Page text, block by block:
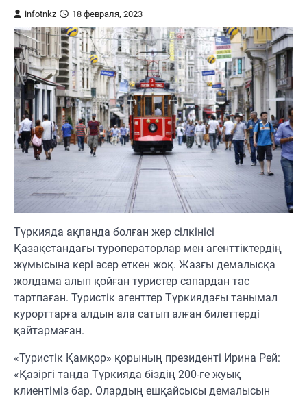
infotnkz 18 февраля, 2023
Түркияда ақпанда болған жер сілкінісі
Қазақстандағы туроператорлар мен агенттіктердің
жұмысына кері әсер еткен жоқ. Жазғы демалысқа
жолдама алып қойған туристер сапардан тас
тартпаған. Туристік агенттер Түркиядағы танымал
курорттарға алдын ала сатып алған билеттерді
қайтармаған.
«Туристік Қамқор» қорының президенті Ирина Рей:
«Қазіргі таңда Түркияда біздің 200-ге жуық
клиентіміз бар. Олардың ешқайсысы демалысын